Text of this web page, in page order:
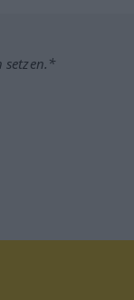
setzen.*